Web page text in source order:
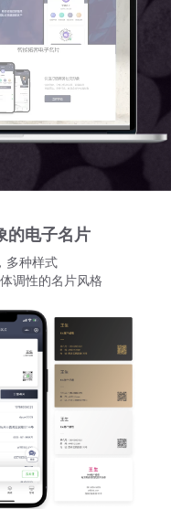
的电子名片
多种样式
调性的名片风格